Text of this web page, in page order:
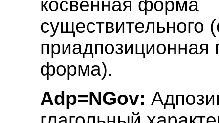
косвенная форма
существительного
приадпозиционная
форма).
Adp=NGov: